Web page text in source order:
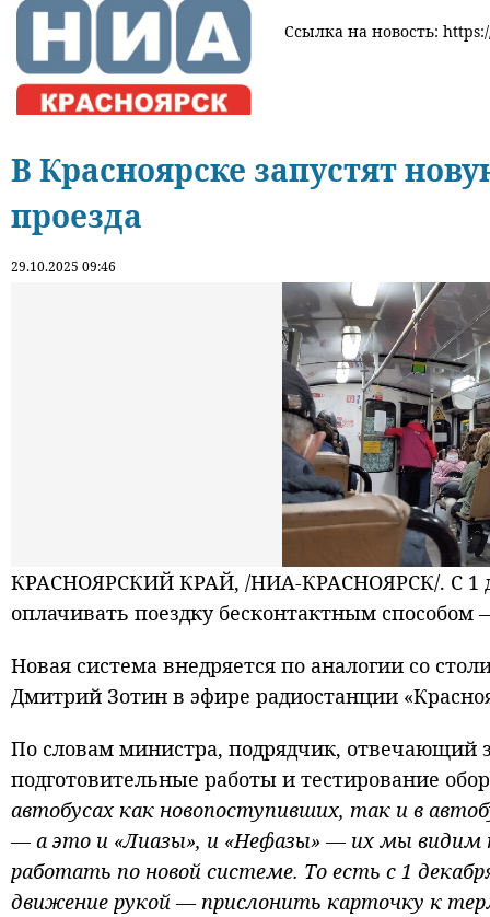
Ссылка на новость:
В Красноярске запустят
проезда
29.10.2025 09:46
КРАСНОЯРСКИЙ КРАЙ, /НИА-КРАСНОЯРСК/. С 1
оплачивать поездку бесконтактным
Новая система внедряется по аналогии со
Дмитрий Зотин в эфире радиостанции
По словам министра, подрядчик, отвечающий
подготовительные работы и тестирование
автобусах как новопоступивших, так и в
— а это и «Лиазы», и «Нефазы» — их мы видим
работать по новой системе. То есть с 1
движение рукой — прислонить карточку к